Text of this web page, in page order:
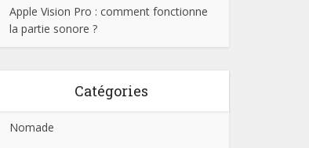
Apple Vision Pro : comment fonctionne
la partie sonore ?
Catégories
Nomade